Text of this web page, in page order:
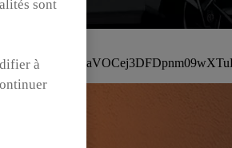
sont
à